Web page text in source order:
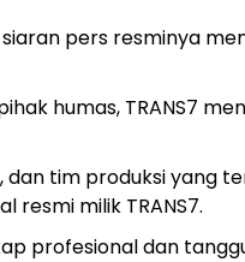
pers resminya
humas, TRANS7
tim produksi yang
milik TRANS7.
profesional dan